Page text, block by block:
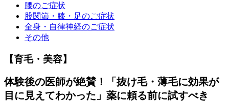
腰のご症状
股関節・膝・足のご症状
全身・自律神経のご症状
その他
【育毛・美容】
体験後の医師が絶賛！「抜け毛・薄毛に効果が
目に見えてわかった」薬に頼る前に試すべき